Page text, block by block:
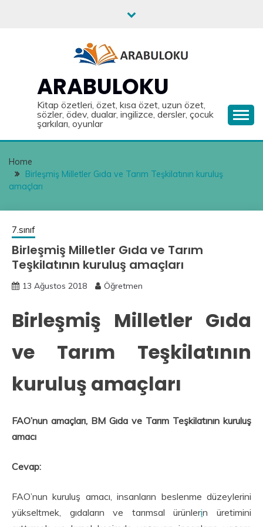
ARABULOKU
Kitap özetleri, özet, kısa özet, uzun özet,
sözler, ödev, dualar, ingilizce, dersler, çocuk
şarkıları, oyunlar
Home
Birleşmiş Milletler Gıda ve Tarım Teşkilatının kuruluş
amaçları
7.sınıf
Birleşmiş Milletler Gıda ve Tarım
Teşkilatının kuruluş amaçları
13 Ağustos 2018 Öğretmen
Birleşmiş Milletler Gıda
ve Tarım Teşkilatının
kuruluş amaçları
FAO’nun amaçları, BM Gıda ve Tarım Teşkilatının kuruluş
amacı
Cevap:
FAO’nun kuruluş amacı, insanların beslenme düzeylerini
yükseltmek, gıdaların ve tarımsal ürünlerin üretimini